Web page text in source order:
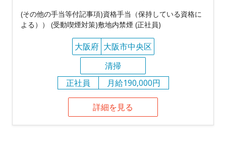
(その他の手当等付記事項)資格手当（保持している資格に
よる）） (受動喫煙対策)敷地内禁煙 (正社員)
大阪府 大阪市中央区
清掃
正社員
月給190,000円
詳細を見る